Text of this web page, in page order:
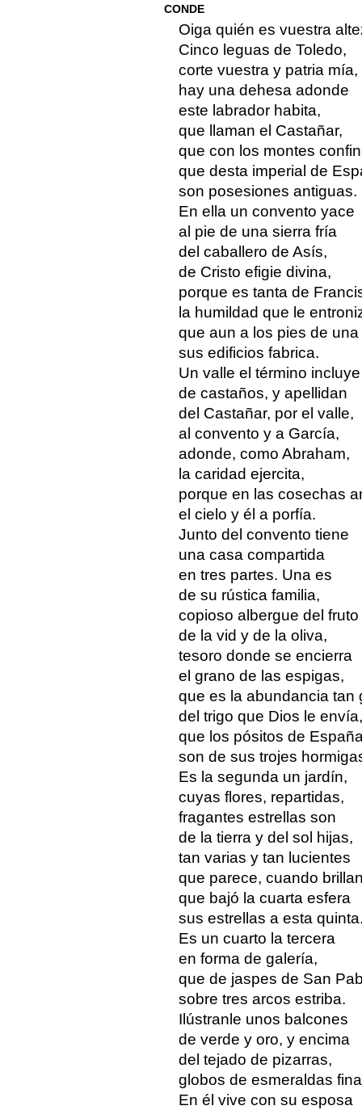
CONDE
Oiga quién es vuestra
Cinco leguas de Toledo,
corte vuestra y patria mía,
hay una dehesa adonde
este labrador habita,
que llaman el Castañar,
que con los montes
que desta imperial de
son posesiones antiguas.
En ella un convento yace
al pie de una sierra fría
del caballero de Asís,
de Cristo efigie divina,
porque es tanta de
la humildad que le
que aun a los pies de una
sus edificios fabrica.
Un valle el término incluye
de castaños, y apellidan
del Castañar, por el valle,
al convento y a García,
adonde, como Abraham,
la caridad ejercita,
porque en las cosechas
el cielo y él a porfía.
Junto del convento tiene
una casa compartida
en tres partes. Una es
de su rústica familia,
copioso albergue del fruto
de la vid y de la oliva,
tesoro donde se encierra
el grano de las espigas,
que es la abundancia tan
del trigo que Dios le envía,
que los pósitos de
son de sus trojes
Es la segunda un jardín,
cuyas flores, repartidas,
fragantes estrellas son
de la tierra y del sol hijas,
tan varias y tan lucientes
que parece, cuando
que bajó la cuarta esfera
sus estrellas a esta
Es un cuarto la tercera
en forma de galería,
que de jaspes de San
sobre tres arcos estriba.
Ilústranle unos balcones
de verde y oro, y encima
del tejado de pizarras,
globos de esmeraldas
En él vive con su esposa